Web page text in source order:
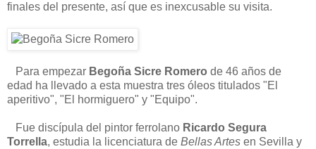
finales del presente, así que es inexcusable su visita.
Para empezar Begoña Sicre Romero de 46 años de
edad ha llevado a esta muestra tres óleos titulados "El
aperitivo", "El hormiguero" y "Equipo".
Fue discípula del pintor ferrolano Ricardo Segura
Torrella, estudia la licenciatura de Bellas Artes en Sevilla y